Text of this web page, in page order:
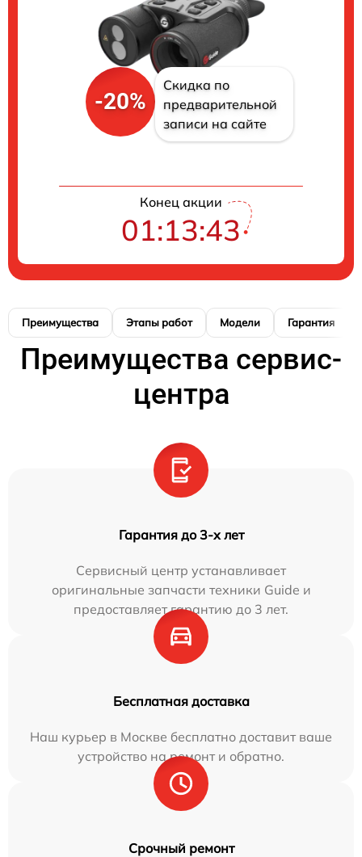
-20%
Скидка по
предварительной
записи на сайте
Конец акции
01:13:42
Преимущества Этапы работ Модели Гарантия
Преимущества сервис-
центра
Гарантия до 3-х лет
Сервисный центр устанавливает
оригинальные запчасти техники Guide и
предоставляет гарантию до 3 лет.
Бесплатная доставка
Наш курьер в Москве бесплатно доставит ваше
устройство на ремонт и обратно.
Срочный ремонт